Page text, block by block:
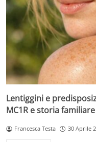
Lentiggini e
MC1R e storia familiare
Francesca Testa 30 Aprile